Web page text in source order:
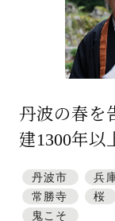
丹波の春を
建1300年以
丹波市 兵
常勝寺
桜
鬼こそ